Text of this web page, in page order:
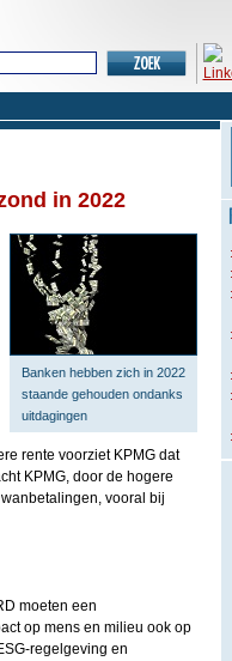
in 2022
Banken hebben zich in 2022
staande gehouden ondanks
uitdagingen
rente voorziet KPMG dat
KPMG, door de hogere
vooral bij
moeten een
op mens en milieu ook op
regelgeving en